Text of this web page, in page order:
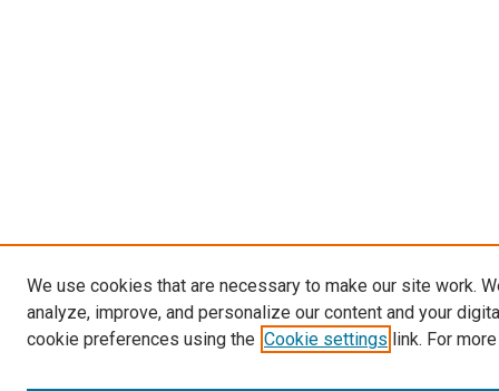
We use cookies that are necessary to make our site work.
analyze, improve, and personalize our content and your
cookie preferences using the Cookie settings link. For